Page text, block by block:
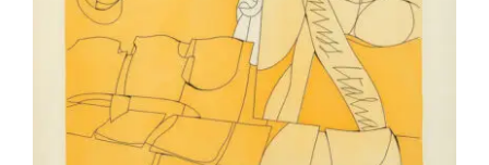
Valerio Adami – Café